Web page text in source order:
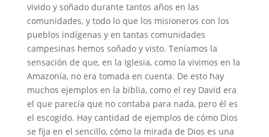
vivido y soñado durante tantos años en las
comunidades, y todo lo que los misioneros con los
pueblos indígenas y en tantas comunidades
campesinas hemos soñado y visto. Teníamos la
sensación de que, en la Iglesia, como la vivimos en la
Amazonía, no era tomada en cuenta. De esto hay
muchos ejemplos en la biblia, como el rey David era
el que parecía que no contaba para nada, pero él es
el escogido. Hay cantidad de ejemplos de cómo Dios
se fija en el sencillo, cómo la mirada de Dios es una